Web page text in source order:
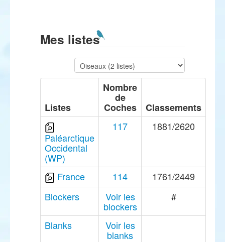
Mes listes
Listes
Nombre
de
Coches Classements
Paléarctique
Occidental
(WP)
117 1881/2620
France 114
1761/2449
Blockers
Voir les
blockers
#
Blanks Voir les
blanks